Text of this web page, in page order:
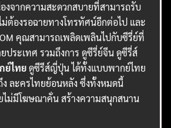
งจากความสะดวกสบายที่สามารถรับ
ต้องรอฉายทางโทรทัศน์อีกต่อไป และ
คุณสามารถเพลิดเพลินไปกับซีรี่ย์ที่
ประเทศ รวมถึงการ ดูซีรี่ย์จีน ดูซีรี่ส์
ย์ไทยดูซีรีส์ญี่ปุ่น ได้ทั้งแบบพากย์ไทย
ละครไทยย้อนหลัง ซึ่งทั้งหมดนี้
ไม่มีโฆษณาคั่น สร้างความสนุกสนาน